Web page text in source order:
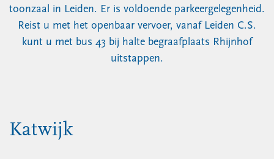
toonzaal in Leiden. Er is voldoende parkeergelegenheid.
Reist u met het openbaar vervoer, vanaf Leiden C.S.
kunt u met bus 43 bij halte begraafplaats Rhijnhof
uitstappen.
Katwijk